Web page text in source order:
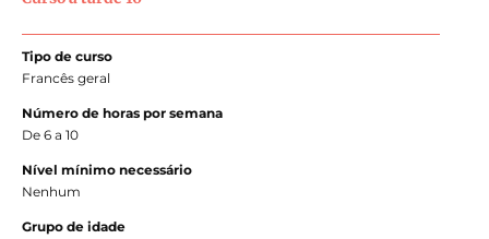
Tipo de curso
Francês geral
Número de horas por semana
De 6 a 10
Nível mínimo necessário
Nenhum
Grupo de idade